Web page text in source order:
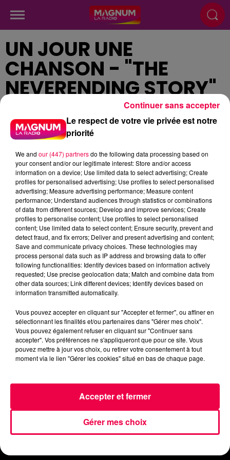
UN JOUR UNE
CHANSON - "THE
NEVERENDING STORY"
podcasts/2023/12/Un-jour-une-chanson-du-mardi-
19-decembre.mp3
ACCUEIL INFOS
EMISSIONS
AGENDA
JEUX
PODCASTS
CINÉMA
DIRECT VIDÉO
MAGNUM 80
NOUS CONTACTER
Le respect de votre vie privée est notre
priorité
We and our (447) partnersdo the following data processing based on
your consent and/or our legitimate interest: Store and/or access
information on a device; Use limited data to select advertising; Create
profiles for personalised advertising; Use profiles to select personalised
advertising; Measure advertising performance; Measure content
performance; Understand audiences through statistics or combinations
of data from different sources; Develop and improve services; Create
profiles to personalise content; Use profiles to select personalised
content; Use limited data to select content; Ensure security, prevent and
detect fraud, and fix errors; Deliver and present advertising and content;
Save and communicate privacy choices. These technologies may
process personal data such as IP address and browsing data to offer
following functionalities: Identify devices based on information actively
requested; Use precise geolocation data; Match and combine data from
other data sources; Link different devices; Identify devices based on
information transmitted automatically.
Vous pouvez accepter en cliquant sur "Accepter et fermer", ou affiner en
sélectionnant les finalités et/ou partenaires dans "Gérer mes choix".
Vous pouvez également refuser en cliquant sur "Continuer sans
accepter". Vos préférences ne s'appliqueront que pour ce site. Vous
pouvez mettre à jour vos choix, ou retirer votre consentement à tout
moment via le lien "Gérer les cookies" situé en bas de chaque page.
Gérer mes choix
Accepter et fermer
Continuer sans accepter